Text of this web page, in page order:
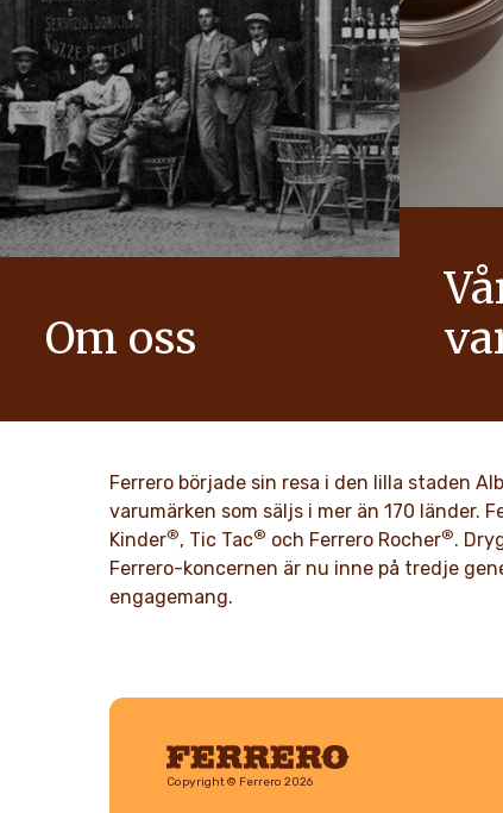
Om oss
LÄS MER
Ferrero började sin resa i den lilla staden
varumärken som säljs i mer än 170 länder.
Kinder®, Tic Tac® och Ferrero Rocher®.
Ferrero-koncernen är nu inne på tredje
engagemang.
Ferrero
Copyright © Ferrero 2026